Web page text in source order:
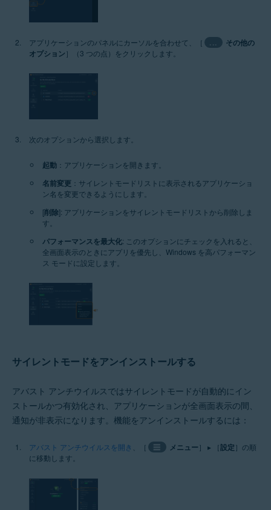
アプリケーションのパネルにカーソルを合わせて、［ ...
その他の
オプション ］（3 つの点）をクリックします。
次のオプションから選択します。
起動 ：アプリケーションを開きます。
名前変更 ：サイレントモードリストに表示されるアプリケーショ
ン名を変更できるようにします。
[削除]: アプリケーションをサイレントモードリストから削除しま
す。
パフォーマンスを最大化: このオプションにチェックを入れると、
全画面表示のときにアプリを優先し、Windows を高パフォーマン
ス モードに設定します。
サイレントモードをアンインストールする
アバスト アンチウイルスではサイレントモードが自動的にイン
ストールかつ有効化され、アプリケーションが全画面表示の間、
通知が非表示になります。機能をアンインストールするには：
アバスト アンチウイルスを開き 、［ ☰ メニュー ］ ▸ ［設定 ］の順
に移動します。